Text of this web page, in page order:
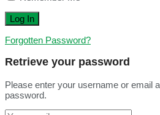
Forgotten Password?
Retrieve your password
Please enter your username or email
password.